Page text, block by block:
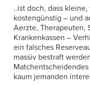
..ist doch, dass
kostengünstig – und
Aerzte, Therapeuten,
Krankenkassen –
ein falsches
massiv bestraft
kaum jemanden